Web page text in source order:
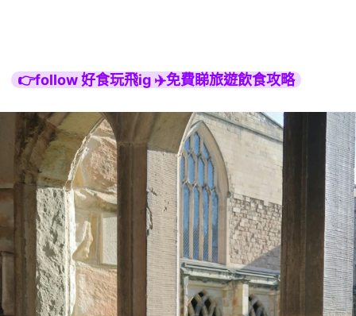
👉follow 好食玩飛ig ✈️免費睇旅遊飲食攻略